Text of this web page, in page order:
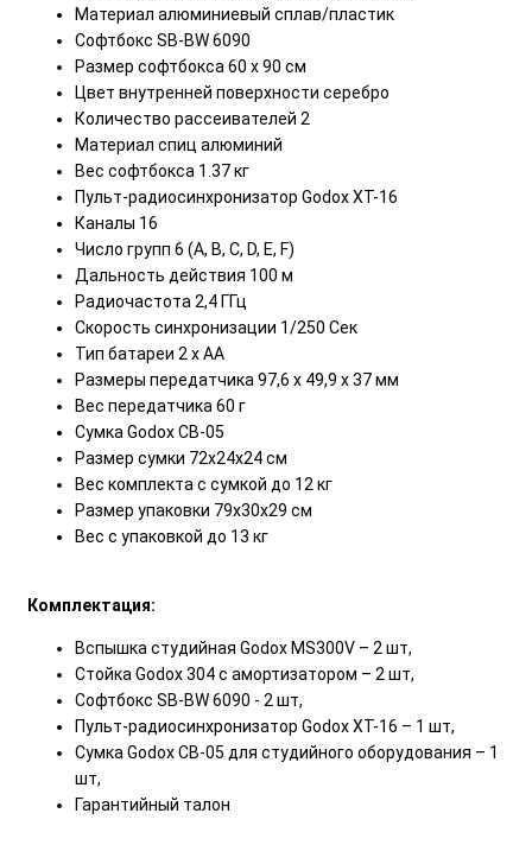
Материал алюминиевый сплав/пластик
Софтбокс SB-BW 6090
Размер софтбокса 60 х 90 см
Цвет внутренней поверхности серебро
Количество рассеивателей 2
Материал спиц алюминий
Вес софтбокса 1.37 кг
Пульт-радиосинхронизатор Godox XT-16
Каналы 16
Число групп 6 (A, B, C, D, E, F)
Дальность действия 100 м
Радиочастота 2,4 ГГц
Скорость синхронизации 1/250 Сек
Тип батареи 2 х АА
Размеры передатчика 97,6 x 49,9 x 37 мм
Вес передатчика 60 г
Сумка Godox CB-05
Размер сумки 72x24x24 см
Вес комплекта с сумкой до 12 кг
Размер упаковки 79х30х29 см
Вес с упаковкой до 13 кг
Комплектация:
Вспышка студийная Godox MS300V – 2 шт,
Стойка Godox 304 с амортизатором – 2 шт,
Софтбокс SB-BW 6090 - 2 шт,
Пульт-радиосинхронизатор Godox XT-16 – 1 шт,
Сумка Godox CB-05 для студийного оборудования – 1
шт,
Гарантийный талон